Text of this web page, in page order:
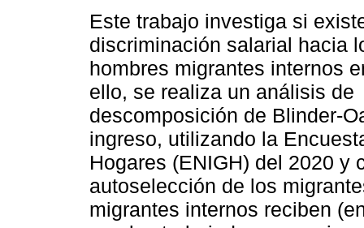
Este trabajo investiga si
discriminación salarial hacia
hombres migrantes internos
ello, se realiza un análisis de
descomposición de Blinder-
ingreso, utilizando la
Hogares (ENIGH) del 2020 y
autoselección de los
migrantes internos reciben